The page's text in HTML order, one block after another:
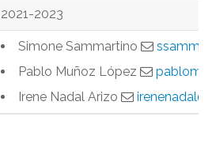
2021-2023
Simone Sammartino
Pablo Muñoz López
Irene Nadal Arizo